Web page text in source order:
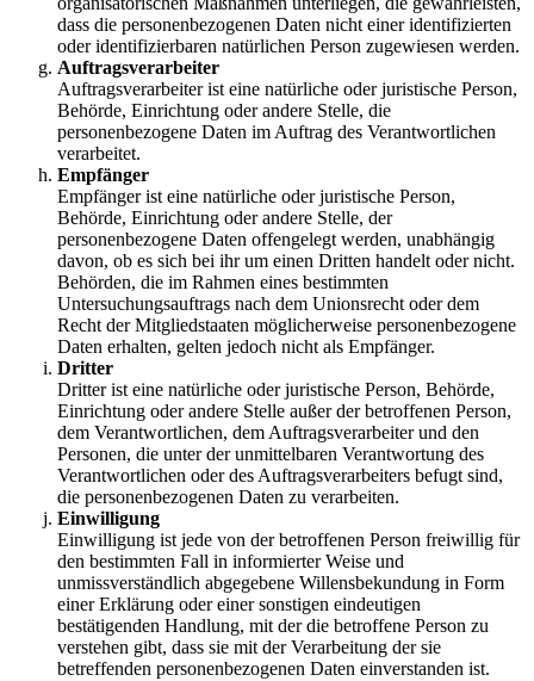
dass die personenbezogenen Daten nicht einer identifizierten
oder identifizierbaren natürlichen Person zugewiesen werden.
Auftragsverarbeiter
Auftragsverarbeiter ist eine natürliche oder juristische Person,
Behörde, Einrichtung oder andere Stelle, die
personenbezogene Daten im Auftrag des Verantwortlichen
verarbeitet.
Empfänger
Empfänger ist eine natürliche oder juristische Person,
Behörde, Einrichtung oder andere Stelle, der
personenbezogene Daten offengelegt werden, unabhängig
davon, ob es sich bei ihr um einen Dritten handelt oder nicht.
Behörden, die im Rahmen eines bestimmten
Untersuchungsauftrags nach dem Unionsrecht oder dem
Recht der Mitgliedstaaten möglicherweise personenbezogene
Daten erhalten, gelten jedoch nicht als Empfänger.
Dritter
Dritter ist eine natürliche oder juristische Person, Behörde,
Einrichtung oder andere Stelle außer der betroffenen Person,
dem Verantwortlichen, dem Auftragsverarbeiter und den
Personen, die unter der unmittelbaren Verantwortung des
Verantwortlichen oder des Auftragsverarbeiters befugt sind,
die personenbezogenen Daten zu verarbeiten.
Einwilligung
Einwilligung ist jede von der betroffenen Person freiwillig für
den bestimmten Fall in informierter Weise und
unmissverständlich abgegebene Willensbekundung in Form
einer Erklärung oder einer sonstigen eindeutigen
bestätigenden Handlung, mit der die betroffene Person zu
verstehen gibt, dass sie mit der Verarbeitung der sie
betreffenden personenbezogenen Daten einverstanden ist.